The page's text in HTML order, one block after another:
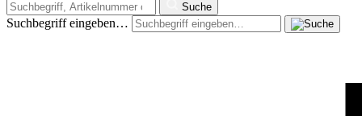
Suche
Suchbegriff eingeben…